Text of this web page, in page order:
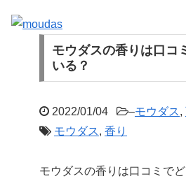
モウダスの香りは口コ
いる？
2022/01/04 –モウダス,
モウダス, 香り
モウダスの香りは口コミで